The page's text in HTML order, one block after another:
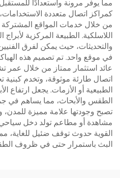
مما يوفر مرونة واستعدادًا
كمراكز اتصال متعددة
من خلال خدمات المواقع المشتركة
اللاسلكية. الطبيعة المركزية
والتحديثات، حيث يمكن لفرق
في موقع واحد. تم تصميم هذه
عائد استثمار ممتاز من خلال عمر
اتصال طارئة موثوقة، وتخدم كبنية
الطبيعية أو الأزمات. يجعل ارتفاع
الطقس والأبحاث، مما يساهم في جمع
مشاهدة أو مطاعم تولد دخل
القوية حدوث توقف ضئيل للغاية،
البث باستمرار حتى في ظروف